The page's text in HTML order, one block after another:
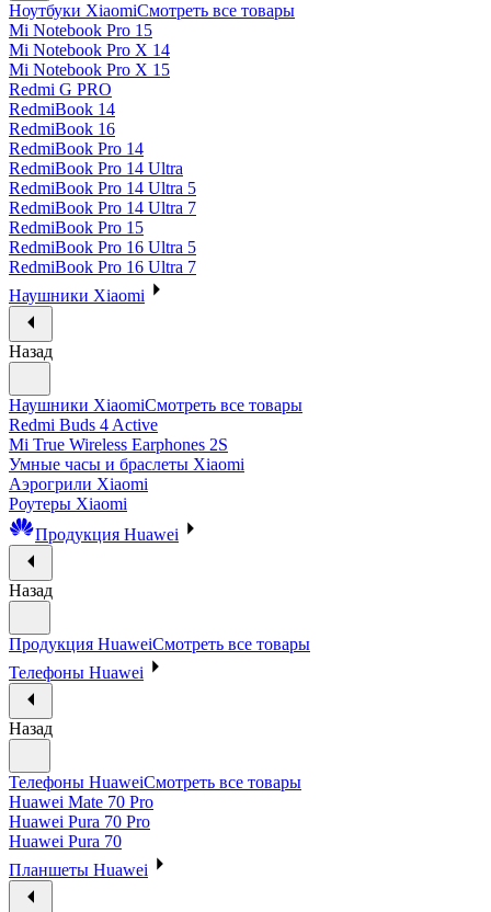
Ноутбуки XiaomiСмотреть все товары
Mi Notebook Pro 15
Mi Notebook Pro X 14
Mi Notebook Pro X 15
Redmi G PRO
RedmiBook 14
RedmiBook 16
RedmiBook Pro 14
RedmiBook Pro 14 Ultra
RedmiBook Pro 14 Ultra 5
RedmiBook Pro 14 Ultra 7
RedmiBook Pro 15
RedmiBook Pro 16 Ultra 5
RedmiBook Pro 16 Ultra 7
Наушники Xiaomi
Назад
Наушники XiaomiСмотреть все товары
Redmi Buds 4 Active
Mi True Wireless Earphones 2S
Умные часы и браслеты Xiaomi
Аэрогрили Xiaomi
Роутеры Xiaomi
Продукция Huawei
Назад
Продукция HuaweiСмотреть все товары
Телефоны Huawei
Назад
Телефоны HuaweiСмотреть все товары
Huawei Mate 70 Pro
Huawei Pura 70 Pro
Huawei Pura 70
Планшеты Huawei